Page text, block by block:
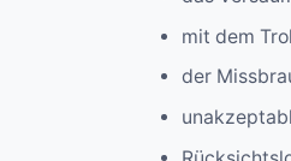
mit dem
der